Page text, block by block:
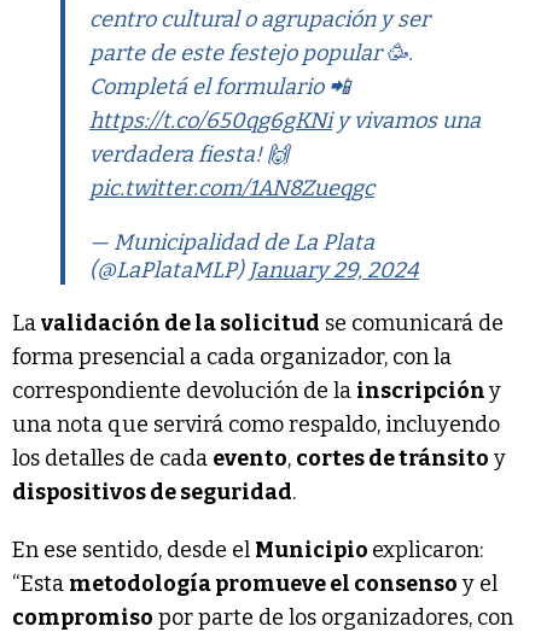
centro cultural o agrupación y ser
parte de este festejo popular 🥳.
Completá el formulario 📲
https://t.co/650qg6gKNiy vivamos una
verdadera fiesta! 🙌
pic.twitter.com/1AN8Zueqgc
— Municipalidad de La Plata
(@LaPlataMLP) January 29, 2024
Lavalidación de la solicitud se comunicará de
forma presencial a cada organizador, con la
correspondiente devolución de la inscripcióny
una nota que servirá como respaldo, incluyendo
los detalles de cada evento, cortes de tránsito y
dispositivos de seguridad.
En ese sentido, desde el Municipio explicaron:
“Esta metodología promueve el consenso y el
compromiso por parte de los organizadores, con